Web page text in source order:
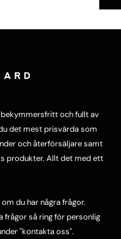
och fullt av
det mest prisvärda som
och återförsäljare samt
produkter. Allt det med ett
du har några frågor.
frågor så ring för personlig
"kontakta oss".